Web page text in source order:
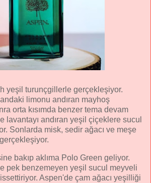
yeşil turunçgillerle gerçekleşiyor.
limonu andıran mayhoş
orta kısımda benzer tema devam
lavantayı andıran yeşil çiçeklere sucul
Sonlarda misk, sedir ağacı ve meşe
bakıp aklıma Polo Green geliyor.
pek benzemeyen yeşil sucul meyveli
Aspen'de çam ağacı yeşilliği